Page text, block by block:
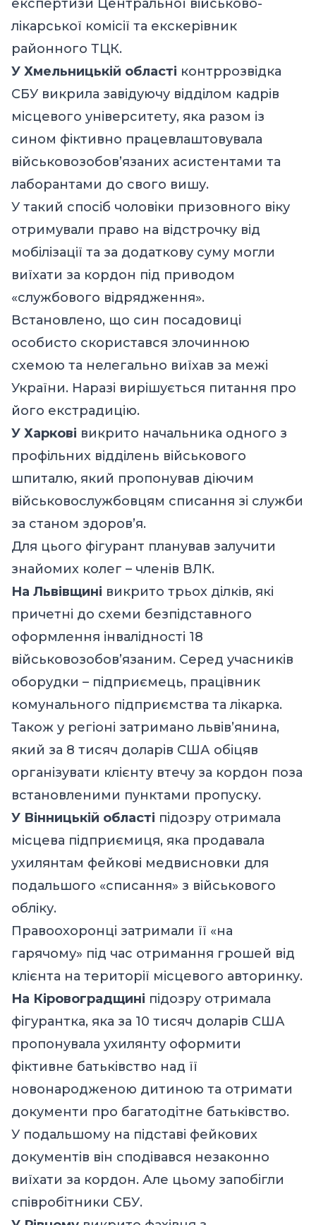
експертизи Центральної військово-
лікарської комісії та екскерівник
районного ТЦК.
У Хмельницькій області контррозвідка
СБУ викрила завідуючу відділом кадрів
місцевого університету, яка разом із
сином фіктивно працевлаштовувала
військовозобов’язаних асистентами та
лаборантами до свого вишу.
У такий спосіб чоловіки призовного віку
отримували право на відстрочку від
мобілізації та за додаткову суму могли
виїхати за кордон під приводом
«службового відрядження».
Встановлено, що син посадовиці
особисто скористався злочинною
схемою та нелегально виїхав за межі
України. Наразі вирішується питання про
його екстрадицію.
У Харкові викрито начальника одного з
профільних відділень військового
шпиталю, який пропонував діючим
військовослужбовцям списання зі служби
за станом здоров’я.
Для цього фігурант планував залучити
знайомих колег – членів ВЛК.
На Львівщині викрито трьох ділків, які
причетні до схеми безпідставного
оформлення інвалідності 18
військовозобов’язаним. Серед учасників
оборудки – підприємець, працівник
комунального підприємства та лікарка.
Також у регіоні затримано львів’янина,
який за 8 тисяч доларів США обіцяв
організувати клієнту втечу за кордон поза
встановленими пунктами пропуску.
У Вінницькій області підозру отримала
місцева підприємиця, яка продавала
ухилянтам фейкові медвисновки для
подальшого «списання» з військового
обліку.
Правоохоронці затримали її «на
гарячому» під час отримання грошей від
клієнта на території місцевого авторинку.
На Кіровоградщині підозру отримала
фігурантка, яка за 10 тисяч доларів США
пропонувала ухилянту оформити
фіктивне батьківство над її
новонародженою дитиною та отримати
документи про багатодітне батьківство.
У подальшому на підставі фейкових
документів він сподівався незаконно
виїхати за кордон. Але цьому запобігли
співробітники СБУ.